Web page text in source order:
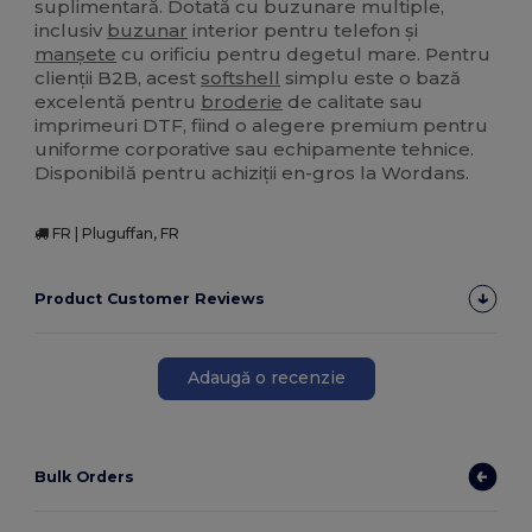
suplimentară. Dotată cu buzunare multiple,
inclusiv buzunar interior pentru telefon și
manșete cu orificiu pentru degetul mare. Pentru
clienții B2B, acest softshell simplu este o bază
excelentă pentru broderie de calitate sau
imprimeuri DTF, fiind o alegere premium pentru
uniforme corporative sau echipamente tehnice.
Disponibilă pentru achiziții en-gros la Wordans.
FR | Pluguffan, FR
Product Customer Reviews
Adaugă o recenzie
Bulk Orders